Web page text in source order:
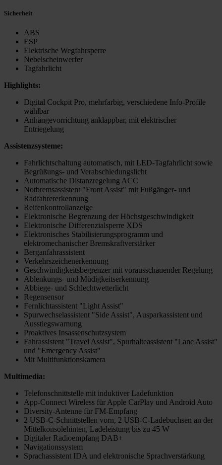
Sicherheit
ABS
ESP
Elektrische Wegfahrsperre
Nebelscheinwerfer
Tagfahrlicht
Highlights:
Digital Cockpit Pro, mehrfarbig, verschiedene Info-Profile
wählbar
Anhängevorrichtung anklappbar, mit elektrischer
Entriegelung
Assistenzsysteme:
Fahrlichtschaltung automatisch, mit LED-Tagfahrlicht sowie
Begrüßungs- und Verabschiedungslicht
Automatische Distanzregelung ACC
Notbremsassistent "Front Assist" mit Fußgänger- und
Radfahrererkennung
Reifenkontrollanzeige
Elektronische Begrenzung der Höchstgeschwindigkeit
Elektronische Differenzialsperre XDS
Elektronisches Stabilisierungsprogramm und
elektromechanischer Bremskraftverstärker
Berganfahrassistent
Verkehrszeichenerkennung
Geschwindigkeitsbegrenzer mit vorausschauender Regelung
Ablenkungs- und Müdigkeitserkennung
Abbiege- und Schlechtwetterlicht
Regensensor
Fernlichtassistent "Light Assist"
Spurwechselassistent "Side Assist", Ausparkassistent und
Ausstiegswarnung
Proaktives Insassenschutzsystem
Fahrassistent "Travel Assist", Spurhalteassistent "Lane Assist"
und "Emergency Assist"
Mit Multifunktionskamera
Multimedia:
Telefonschnittstelle mit induktiver Ladefunktion
App-Connect Wireless für Apple CarPlay und Android Auto
Diversity-Antenne für FM-Empfang
2 USB-C-Schnittstellen vorn, 2 USB-C-Ladebuchsen an der
Mittelkonsolehinten, Ladeleistung bis zu 45 W
Digitaler Radioempfang DAB+
Navigationssystem
Sprachassistent IDA und elektronische Sprachverstärkung